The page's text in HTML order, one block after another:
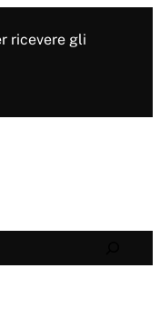
ricevere gli